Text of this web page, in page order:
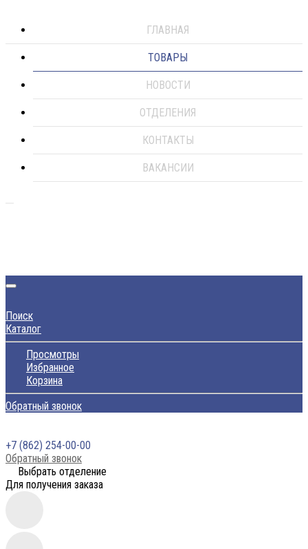
ГЛАВНАЯ
ТОВАРЫ
НОВОСТИ
ОТДЕЛЕНИЯ
КОНТАКТЫ
ВАКАНСИИ
Поиск
Каталог
Просмотры
Избранное
Корзина
Обратный звонок
+7 (862) 254-00-00
Обратный звонок
Выбрать отделение
Для получения заказа